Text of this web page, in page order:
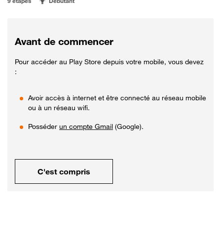
Avant de commencer
Pour accéder au Play Store depuis votre mobile, vous devez
:
Avoir accès à internet et être connecté au réseau mobile
ou à un réseau wifi.
Posséder un compte Gmail (Google).
C'est compris